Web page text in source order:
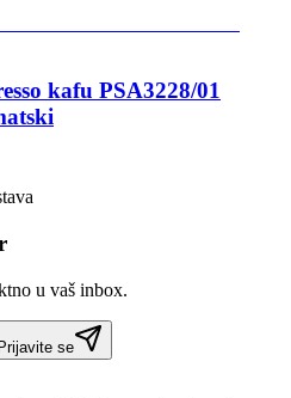
kafu PSA3228/01
u vaš inbox.
se